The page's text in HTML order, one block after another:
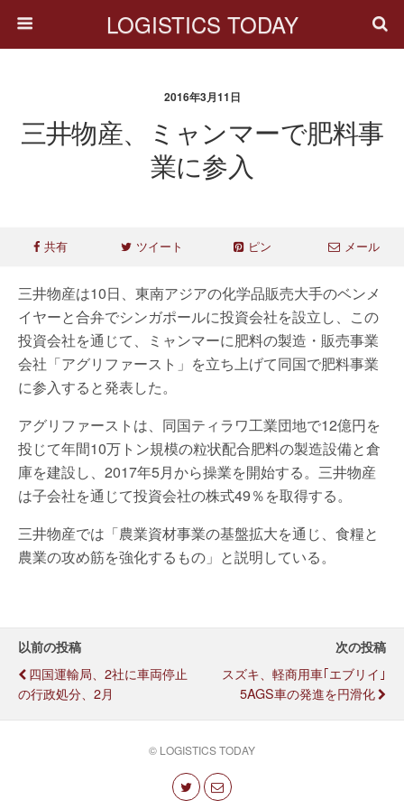
LOGISTICS TODAY
2016年3月11日
三井物産、ミャンマーで肥料事
業に参入
共有 ツイート ピン メール
三井物産は10日、東南アジアの化学品販売大手のベンメ
イヤーと合弁でシンガポールに投資会社を設立し、この
投資会社を通じて、ミャンマーに肥料の製造・販売事業
会社「アグリファースト」を立ち上げて同国で肥料事業
に参入すると発表した。
アグリファーストは、同国ティラワ工業団地で12億円を
投じて年間10万トン規模の粒状配合肥料の製造設備と倉
庫を建設し、2017年5月から操業を開始する。三井物産
は子会社を通じて投資会社の株式49％を取得する。
三井物産では「農業資材事業の基盤拡大を通じ、食糧と
農業の攻め筋を強化するもの」と説明している。
以前の投稿
四国運輸局、2社に車両停止
の行政処分、2月
次の投稿
スズキ、軽商用車｢エブリイ｣
5AGS車の発進を円滑化
© LOGISTICS TODAY